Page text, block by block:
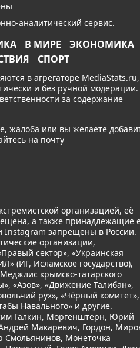
аналитический сервис.
В МИРЕ
ЭКОНОМИКА
СПОРТ
в агрегаторе MediaStats.ru,
и без ручной модерации.
за содержание
жалоба или вы желаете
на почту
организацией, её
а также принадлежащие
Instagram запрещены в России.
организации,
сектор», «Украинская
(ИГ, Исламское государство),
крымско-татарского
«Азов», «Движение Талибан»,
рух», «Чёрный комитет»,
Навального» и другие.
Галкин, Моргенштерн, Юрий
Макаревич, Гордон,
Смольянинов, Монеточка